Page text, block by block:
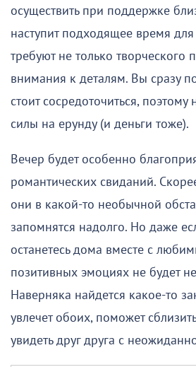
осуществить при поддержке
наступит подходящее время
требуют не только творческого
внимания к деталям. Вы сразу
стоит сосредоточиться, поэтому
силы на ерунду (и деньги тоже).
Вечер будет особенно
романтических свиданий.
они в какой-то необычной
запомнятся надолго. Но даже
останетесь дома вместе с
позитивных эмоциях не будет
Наверняка найдется какое-то
увлечет обоих, поможет
увидеть друг друга с